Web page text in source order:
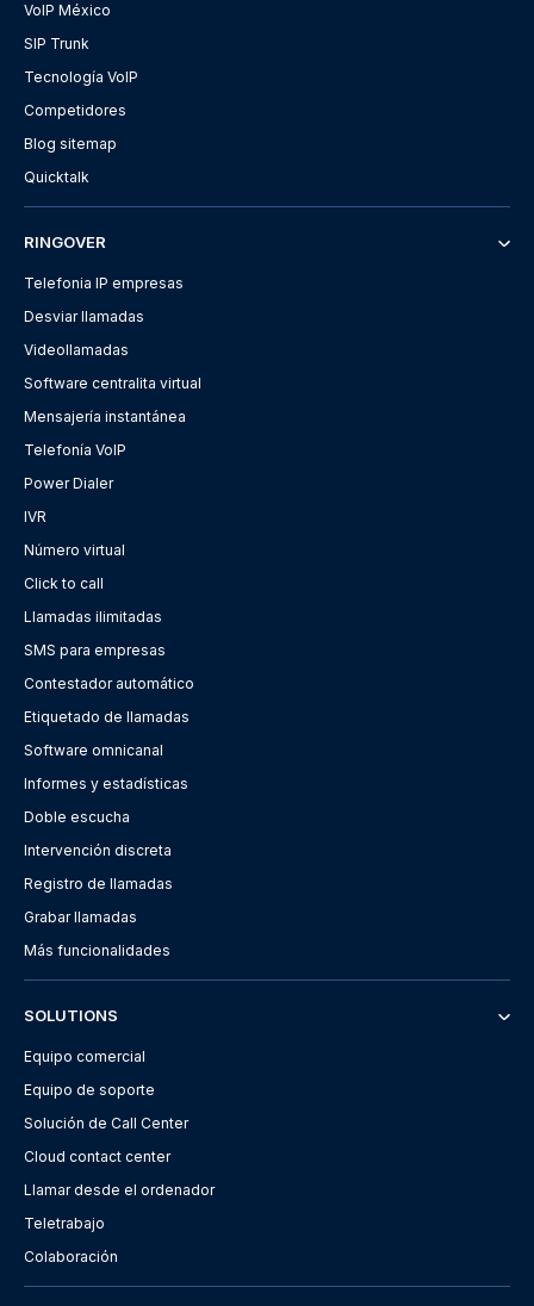
VoIP México
SIP Trunk
Tecnología VoIP
Competidores
Blog sitemap
Quicktalk
RINGOVER
Telefonia IP empresas
Desviar llamadas
Videollamadas
Software centralita virtual
Mensajería instantánea
Telefonía VoIP
Power Dialer
IVR
Número virtual
Click to call
Llamadas ilimitadas
SMS para empresas
Contestador automático
Etiquetado de llamadas
Software omnicanal
Informes y estadísticas
Doble escucha
Intervención discreta
Registro de llamadas
Grabar llamadas
Más funcionalidades
SOLUTIONS
Equipo comercial
Equipo de soporte
Solución de Call Center
Cloud contact center
Llamar desde el ordenador
Teletrabajo
Colaboración